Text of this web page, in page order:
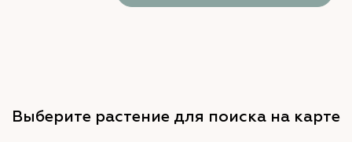
Выберите растение для поиска на карте